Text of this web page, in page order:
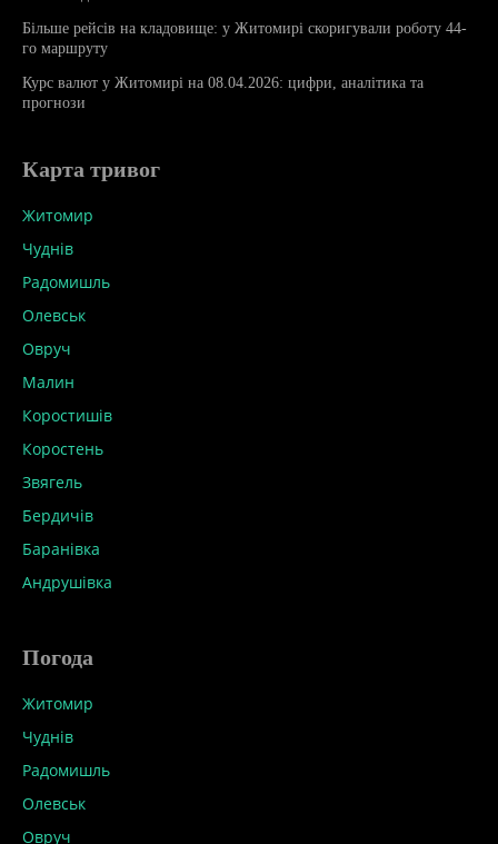
Більше рейсів на кладовище: у Житомирі скоригували роботу 44-
го маршруту
Курс валют у Житомирі на 08.04.2026: цифри, аналітика та
прогнози
Карта тривог
Житомир
Чуднів
Радомишль
Олевськ
Овруч
Малин
Коростишів
Коростень
Звягель
Бердичів
Баранівка
Андрушівка
Погода
Житомир
Чуднів
Радомишль
Олевськ
Овруч